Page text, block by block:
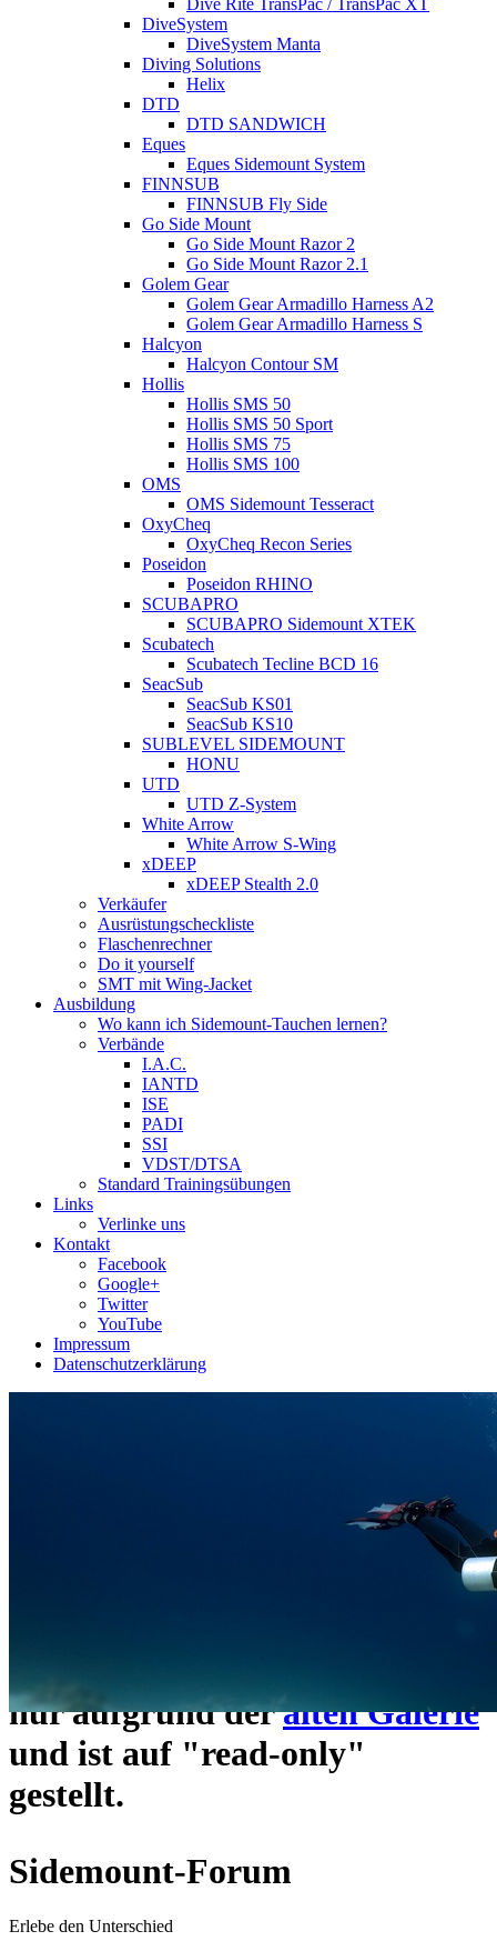
Dive Rite TransPac / TransPac XT
DiveSystem
DiveSystem Manta
Diving Solutions
Helix
DTD
DTD SANDWICH
Eques
Eques Sidemount System
FINNSUB
FINNSUB Fly Side
Go Side Mount
Go Side Mount Razor 2
Go Side Mount Razor 2.1
Golem Gear
Golem Gear Armadillo Harness A2
Golem Gear Armadillo Harness S
Halcyon
Halcyon Contour SM
Hollis
Hollis SMS 50
Hollis SMS 50 Sport
Hollis SMS 75
Hollis SMS 100
OMS
OMS Sidemount Tesseract
OxyCheq
OxyCheq Recon Series
Poseidon
Poseidon RHINO
SCUBAPRO
SCUBAPRO Sidemount XTEK
Scubatech
Scubatech Tecline BCD 16
SeacSub
SeacSub KS01
SeacSub KS10
SUBLEVEL SIDEMOUNT
HONU
UTD
UTD Z-System
White Arrow
White Arrow S-Wing
xDEEP
xDEEP Stealth 2.0
Verkäufer
Ausrüstungscheckliste
Flaschenrechner
Do it yourself
SMT mit Wing-Jacket
Ausbildung
Wo kann ich Sidemount-Tauchen lernen?
Verbände
I.A.C.
IANTD
ISE
PADI
SSI
VDST/DTSA
Standard Trainingsübungen
Links
Verlinke uns
Kontakt
Facebook
Google+
Twitter
YouTube
Impressum
Datenschutzerklärung
umgezogen und wie gewohnt
https://www.sidemount-
Das alte Forum hier existiert
nur aufgrund deralten Galerie
und ist auf "read-only"
gestellt.
Sidemount-Forum
Erlebe den Unterschied